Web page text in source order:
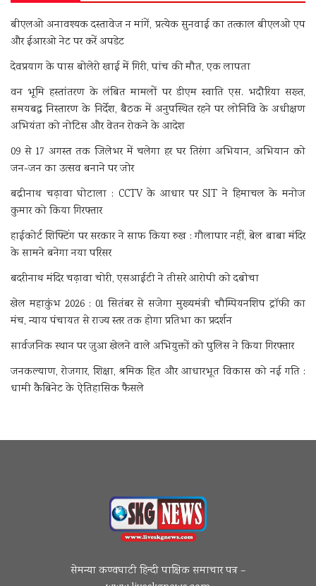
बीएलओ अनावश्यक दस्तावेज न मांगें, प्रत्येक सुनवाई का तत्काल बीएलओ एप
और ईआरओ नेट पर करें अपडेट
देवप्रयाग के पास बोलेरो खाई में गिरी, पांच की मौत, एक लापता
वन भूमि हस्तांतरण के लंबित मामलों पर डीएम स्वाति एस. भदौरिया सख्त,
समयबद्ध निस्तारण के निर्देश, बैठक में अनुपस्थित रहने पर लोनिवि के अधीक्षण
अभियंता को नोटिस और वेतन रोकने के आदेश
09 से 17 अगस्त तक जिलेभर में चलेगा हर घर तिरंगा अभियान, अभियान को
जन-जन का उत्सव बनाने पर जोर
बद्रीनाथ चढ़ावा घोटाला : CCTV के आधार पर SIT ने हिमाचल के मनोज
कुमार को किया गिरफ्तार
हाईकोर्ट शिफ्टिंग पर सरकार ने साफ किया रुख : गौलापार नहीं, बेल बाबा मंदिर
के सामने बनेगा नया परिसर
बदरीनाथ मंदिर चढ़ावा चोरी, एसआईटी ने तीसरे आरोपी को दबोचा
खेल महाकुंभ 2026 : 01 सितंबर से सजेगा मुख्यमंत्री चौम्पियनशिप ट्रॉफी का
मंच, न्याय पंचायत से राज्य स्तर तक होगा प्रतिभा का प्रदर्शन
सार्वजनिक स्थान पर जुआ खेलने वाले अभियुक्तों को पुलिस ने किया गिरफ्तार
जनकल्याण, रोजगार, शिक्षा, श्रमिक हित और आधारभूत विकास को नई गति :
धामी कैबिनेट के ऐतिहासिक फैसले
सेमन्या कण्वघाटी हिन्दी पाक्षिक समाचार पत्र –